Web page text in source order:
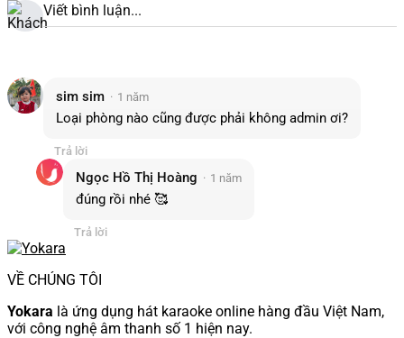
Viết bình luận...
sim sim 1 năm
Loại phòng nào cũng được phải không admin ơi?
Trả lời
Ngọc Hồ Thị Hoàng 1 năm
đúng rồi nhé 🥰
Trả lời
VỀ CHÚNG TÔI
Yokara là ứng dụng hát karaoke online hàng đầu Việt Nam,
với công nghệ âm thanh số 1 hiện nay.